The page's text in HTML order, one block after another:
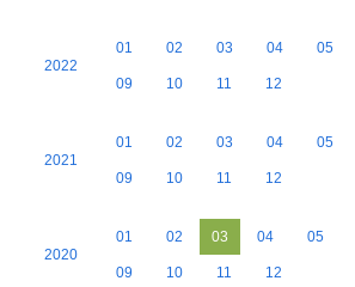
2022
01 02 03 04 05
09 10 11 12
2021
01 02 03 04 05
09 10 11 12
2020
01 02 03 04 05
09 10 11 12